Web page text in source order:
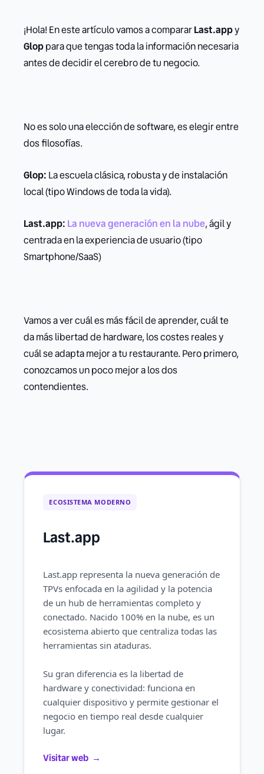
¡Hola! En este artículo vamos a compararLast.appy
Gloppara que tengas toda la información necesaria
antes de decidir el cerebro de tu negocio.
No es solo una elección de software, es elegir entre
dos filosofías.
Glop: La escuela clásica, robusta y de instalación
local (tipo Windows de toda la vida).
Last.app: La nueva generación en la nube, ágil y
centrada en la experiencia de usuario (tipo
Smartphone/SaaS)
Vamos a ver cuál es más fácil de aprender, cuál te
da más libertad de hardware, los costes reales y
cuál se adapta mejor a tu restaurante. Pero primero,
conozcamos un poco mejor a los dos
contendientes.
ECOSISTEMA MODERNO
Last.app
Last.app representa la nueva generación de
TPVs enfocada en la agilidad y la potencia
de un hub de herramientas completo y
conectado. Nacido 100% en la nube, es un
ecosistema abierto que centraliza todas las
herramientas sin ataduras.
Su gran diferencia es la libertad de
hardware y conectividad: funciona en
cualquier dispositivo y permite gestionar el
negocio en tiempo real desde cualquier
lugar.
Visitar web →